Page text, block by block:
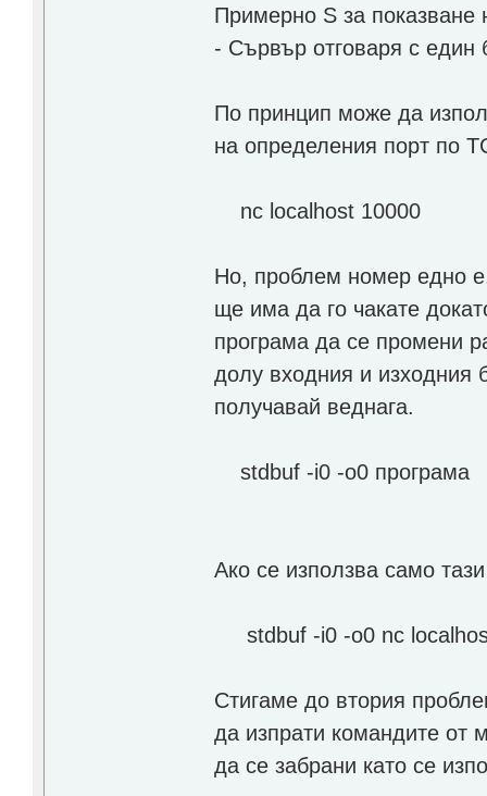
Примерно S за показване
- Сървър отговаря с един
По принцип може да
на определения порт по
nc localhost 10000
Но, проблем номер едно
ще има да го чакате
програма да се промени
долу входния и изходния
получавай веднага.
stdbuf -i0 -o0 програма
Ако се използва само
stdbuf -i0 -o0 nc
Стигаме до втория
да изпрати командите
да се забрани като се